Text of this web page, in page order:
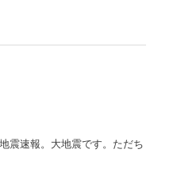
震速報。大地震です。ただち